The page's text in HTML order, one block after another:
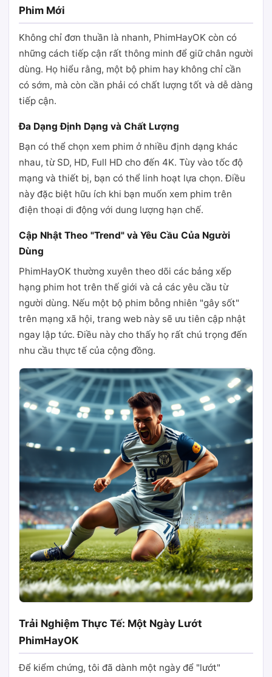
Phim Mới
Không chỉ đơn thuần là nhanh, PhimHayOK còn có
những cách tiếp cận rất thông minh để giữ chân người
dùng. Họ hiểu rằng, một bộ phim hay không chỉ cần
có sớm, mà còn cần phải có chất lượng tốt và dễ dàng
tiếp cận.
Đa Dạng Định Dạng và Chất Lượng
Bạn có thể chọn xem phim ở nhiều định dạng khác
nhau, từ SD, HD, Full HD cho đến 4K. Tùy vào tốc độ
mạng và thiết bị, bạn có thể linh hoạt lựa chọn. Điều
này đặc biệt hữu ích khi bạn muốn xem phim trên
điện thoại di động với dung lượng hạn chế.
Cập Nhật Theo "Trend" và Yêu Cầu Của Người
Dùng
PhimHayOK thường xuyên theo dõi các bảng xếp
hạng phim hot trên thế giới và cả các yêu cầu từ
người dùng. Nếu một bộ phim bỗng nhiên "gây sốt"
trên mạng xã hội, trang web này sẽ ưu tiên cập nhật
ngay lập tức. Điều này cho thấy họ rất chú trọng đến
nhu cầu thực tế của cộng đồng.
Trải Nghiệm Thực Tế: Một Ngày Lướt
PhimHayOK
Để kiểm chứng, tôi đã dành một ngày để "lướt"